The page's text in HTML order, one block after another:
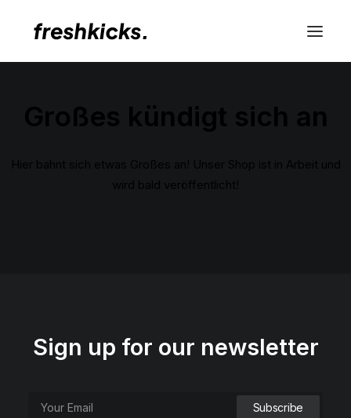
Großes kündigt sich an
Hier bahnt sich etwas Großes an! Unser Shop ist in Arbeit und
wird bald veröffentlicht!
Sign up for our newsletter